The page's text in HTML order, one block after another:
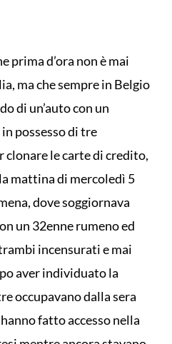
prima d’ora non è mai
ma che sempre in Belgio
di un’auto con un
possesso di tre
clonare le carte di credito,
mattina di mercoledì 5
dove soggiornava
un 32enne rumeno ed
incensurati e mai
aver individuato la
occupavano dalla sera
fatto accesso nella